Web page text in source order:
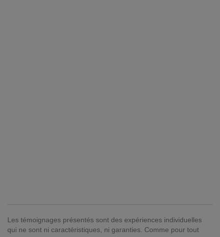
Les témoignages présentés sont des expériences individuelles
qui ne sont ni caractéristiques, ni garanties. Comme pour tout